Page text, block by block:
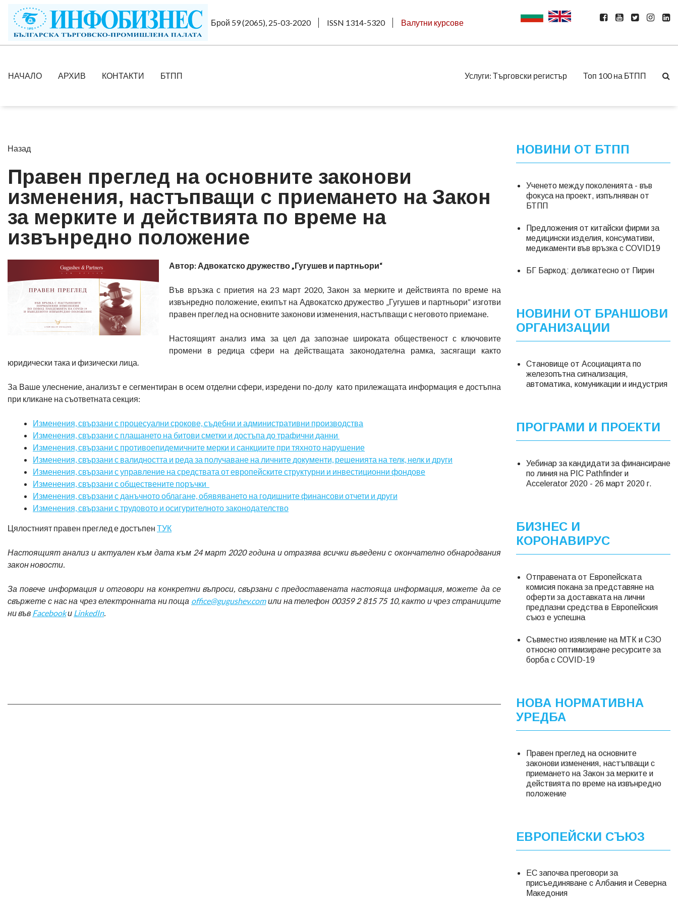
Брой 59 (2065), 25-03-2020 ISSN 1314-5320 Валутни курсове
НАЧАЛО АРХИВ КОНТАКТИ БТПП Услуги: Търговски регистър Топ 100 на БТПП
Назад
Правен преглед на основните законови
изменения, настъпващи с приемането на Закон
за мерките и действията по време на
извънредно положение
Автор: Адвокатско дружество „Гугушев и партньори“
Във връзка с приетия на 23 март 2020, Закон за мерките и действията по време на
извънредно положение, екипът на Адвокатско дружество „Гугушев и партньори“ изготви
правен преглед на основните законови изменения, настъпващи с неговото приемане.
Настоящият анализ има за цел да запознае широката общественост с ключовите
промени в редица сфери на действащата законодателна рамка, засягащи както
юридически така и физически лица.
За Ваше улеснение, анализът е сегментиран в осем отделни сфери, изредени по-долу като прилежащата информация е достъпна
при кликане на съответната секция:
Изменения, свързани с процесуални срокове, съдебни и административни производства
Изменения, свързани с плащането на битови сметки и достъпа до трафични данни
Изменения, свързани с противоепидемичните мерки и санкциите при тяхното нарушение
Изменения, свързани с валидността и реда за получаване на личните документи, решенията на телк, нелк и други
Изменения, свързани с управление на средствата от европейските структурни и инвестиционни фондове
Изменения, свързани с обществените поръчки
Изменения, свързани с данъчното облагане, обявяването на годишните финансови отчети и други
Изменения, свързани с трудовото и осигурителното законодателство
Цялостният правен преглед е достъпен ТУК
Настоящият анализ и актуален към дата към 24 март 2020 година и отразява всички въведени с окончателно обнародвания
закон новости.
За повече информация и отговори на конкретни въпроси, свързани с предоставената настояща информация, можете да се
свържете с нас на чрез електронната ни поща office@gugushev.com или на телефон 00359 2 815 75 10, както и чрез страниците
ни във Facebookи LinkedIn.
НОВИНИ ОТ БТПП
Ученето между поколенията - във
фокуса на проект, изпълняван от
БТПП
Предложения от китайски фирми за
медицински изделия, консумативи,
медикаменти във връзка с COVID19
БГ Баркод: деликатесно от Пирин
НОВИНИ ОТ БРАНШОВИ
ОРГАНИЗАЦИИ
Становище от Асоциацията по
железопътна сигнализация,
автоматика, комуникации и индустрия
ПРОГРАМИ И ПРОЕКТИ
Уебинар за кандидати за финансиране
по линия на PIC Pathfinder и
Accelerator 2020 - 26 март 2020 г.
БИЗНЕС И
КОРОНАВИРУС
Отправената от Европейската
комисия покана за представяне на
оферти за доставката на лични
предпазни средства в Европейския
съюз е успешна
Съвместно изявление на МТК и СЗО
относно оптимизиране ресурсите за
борба с COVID-19
НОВА НОРМАТИВНА
УРЕДБА
Правен преглед на основните
законови изменения, настъпващи с
приемането на Закон за мерките и
действията по време на извънредно
положение
ЕВРОПЕЙСКИ СЪЮЗ
ЕС започва преговори за
присъединяване с Албания и Северна
Македония